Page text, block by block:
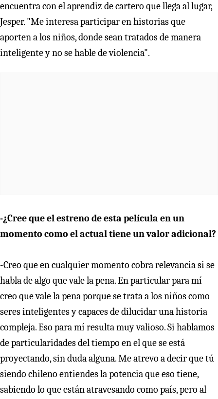
encuentra con el aprendiz de cartero que llega al lugar,
Jesper. "Me interesa participar en historias que
aporten a los niños, donde sean tratados de manera
inteligente y no se hable de violencia".
-¿Cree que el estreno de esta película en un
momento como el actual tiene un valor adicional?
-Creo que en cualquier momento cobra relevancia si se
habla de algo que vale la pena. En particular para mí
creo que vale la pena porque se trata a los niños como
seres inteligentes y capaces de dilucidar una historia
compleja. Eso para mí resulta muy valioso. Si hablamos
de particularidades del tiempo en el que se está
proyectando, sin duda alguna. Me atrevo a decir que tú
siendo chileno entiendes la potencia que eso tiene,
sabiendo lo que están atravesando como país, pero al